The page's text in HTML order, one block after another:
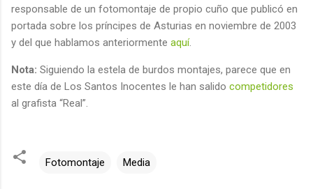
responsable de un fotomontaje de propio cuño que publicó en
portada sobre los príncipes de Asturias en noviembre de 2003
y del que hablamos anteriormente aquí.
Nota: Siguiendo la estela de burdos montajes, parece que en
este día de Los Santos Inocentes le han salido competidores
al grafista “Real”.
Fotomontaje Media